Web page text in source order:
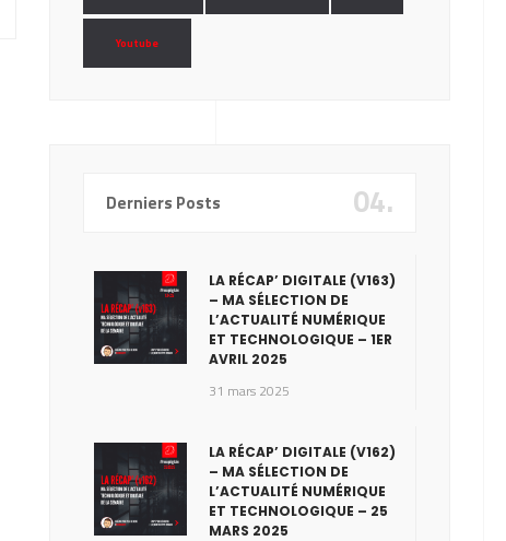
Youtube
Derniers Posts 04.
LA RÉCAP’ DIGITALE (V163)
– MA SÉLECTION DE
L’ACTUALITÉ NUMÉRIQUE
ET TECHNOLOGIQUE – 1ER
AVRIL 2025
31 mars 2025
LA RÉCAP’ DIGITALE (V162)
– MA SÉLECTION DE
L’ACTUALITÉ NUMÉRIQUE
ET TECHNOLOGIQUE – 25
MARS 2025